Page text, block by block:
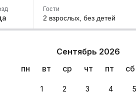
Сентябрь 2026
пн
вт ср чт пт сб
1 2 3 4 5
Гости
2 взрослых, без детей